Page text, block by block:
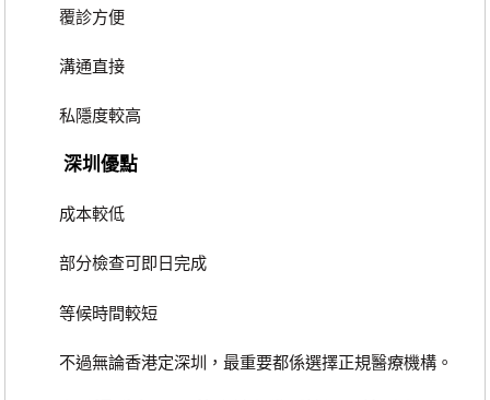
覆診方便
溝通直接
私隱度較高
深圳優點
成本較低
部分檢查可即日完成
等候時間較短
不過無論香港定深圳，最重要都係選擇正規醫療機構。